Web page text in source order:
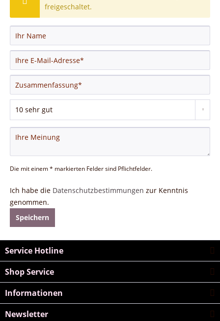
freigeschaltet.
Die mit einem * markierten Felder sind Pflichtfelder.
Ich habe die Datenschutzbestimmungen zur Kenntnis
genommen.
Speichern
Service Hotline
Shop Service
Informationen
Newsletter